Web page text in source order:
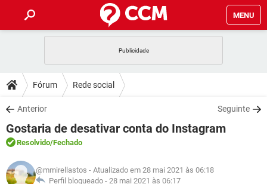
MENU
CELULAR
OUTLOOK
INSTAGRAM GMAIL
GUIA DE COMPRAS
DICAS
JOGOS
OUTLOOK
INSTAGRAM
GUIA DE COMPRAS
DOWNLOADS
JOGOS WHATSAPP
CELULAR
OUTLOOK EXCEL
FÓRUM
JOGOS
CELULAR FACEBOOK
GLOSSÁRIO
Fórum Rede social
Anterior Seguinte
Gostaria de desativar conta do Instagram
Resolvido/Fechado
@mmirellastos - Atualizado em 28 mai 2021 às 06:18
Perfil bloqueado - 28 mai 2021 às 06:17